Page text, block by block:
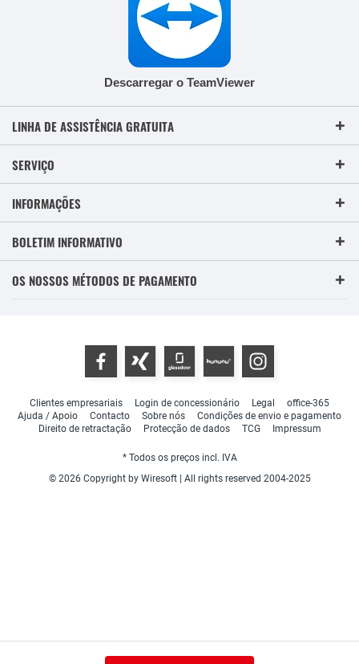
Descarregar o TeamViewer
LINHA DE ASSISTÊNCIA GRATUITA
SERVIÇO
INFORMAÇÕES
BOLETIM INFORMATIVO
OS NOSSOS MÉTODOS DE PAGAMENTO
Clientes empresariais Login de concessionário Legal
office-365
Ajuda / Apoio
Contacto Sobre nós
Condições de envio e pagamento
Direito de retractação
Protecção de dados TCG Impressum
* Todos os preços incl. IVA
© 2026 Copyright by Wiresoft | All rights reserved 2004-2025